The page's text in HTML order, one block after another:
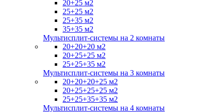
20+25 м2
25+25 м2
25+35 м2
35+35 м2
Мультисплит-системы на 2 комнаты
20+20+20 м2
20+25+25 м2
25+25+35 м2
Мультисплит-системы на 3 комнаты
20+20+20+25 м2
20+25+25+25 м2
25+25+35+35 м2
Мультисплит-системы на 4 комнаты